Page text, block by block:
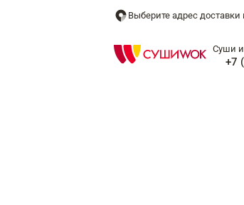
Выберите адрес доставки
Суши
+7